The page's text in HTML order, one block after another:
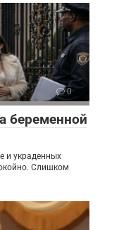
0
беременной
и украденных
Слишком